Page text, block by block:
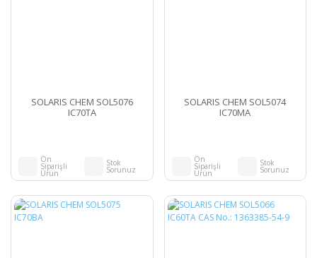
SOLARIS CHEM SOL5076
IC70TA
Ön
Siparişli
Ürün
Stok
Sorunuz
SOLARIS CHEM SOL5074
IC70MA
Ön
Siparişli
Ürün
Stok
Sorunuz